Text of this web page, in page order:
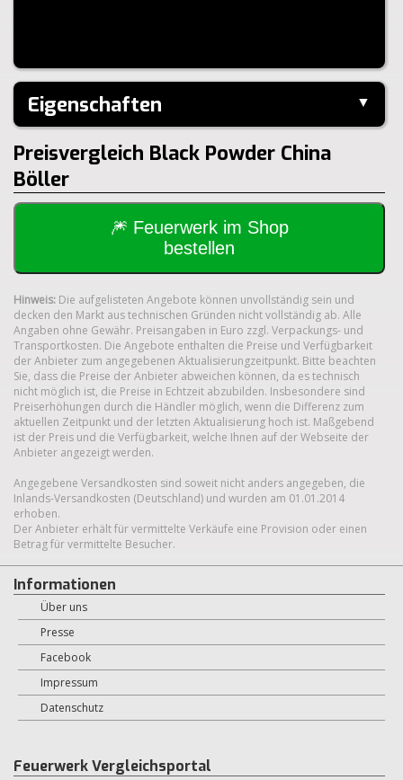
Eigenschaften ▼
Hersteller:
Pyro-Art
Preisvergleich Black Powder China
Böller
🎆 Feuerwerk im Shop
bestellen
Hinweis: Die aufgelisteten Angebote können unvollständig sein und
decken den Markt aus technischen Gründen nicht vollständig ab. Alle
Angaben ohne Gewähr. Preisangaben in Euro zzgl. Verpackungs- und
Transportkosten. Die Angebote enthalten die Preise und Verfügbarkeit
der Anbieter zum angegebenen Aktualisierungzeitpunkt. Bitte beachten
Sie, dass die Preise der Anbieter abweichen können, da es technisch
nicht möglich ist, die Preise in Echtzeit abzubilden. Insbesondere sind
Preiserhöhungen durch die Händler möglich, wenn die Differenz zum
aktuellen Zeitpunkt und der letzten Aktualisierung hoch ist. Maßgebend
ist der Preis und die Verfügbarkeit, welche Ihnen auf der Webseite der
Anbieter angezeigt werden.
Angegebene Versandkosten sind soweit nicht anders angegeben, die
Inlands-Versandkosten (Deutschland) und wurden am 01.01.2014
erhoben.
Der Anbieter erhält für vermittelte Verkäufe eine Provision oder einen
Betrag für vermittelte Besucher.
Informationen
Über uns
Presse
Facebook
Impressum
Datenschutz
Feuerwerk Vergleichsportal